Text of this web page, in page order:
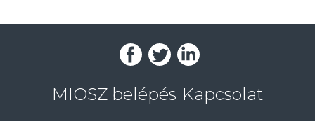
MIOSZ belépés Kapcsolat